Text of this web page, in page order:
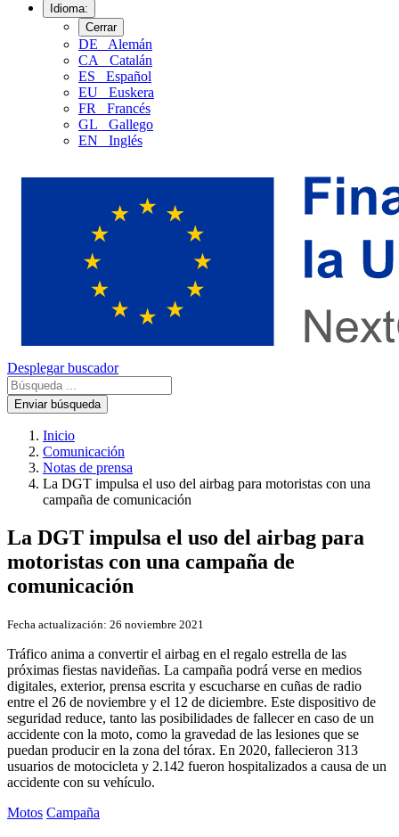
Idioma:
Cerrar
DE
Alemán
CA
Catalán
ES
Español
EU
Euskera
FR
Francés
GL
Gallego
EN
Inglés
Desplegar buscador
Enviar búsqueda
Inicio
Comunicación
Notas de prensa
La DGT impulsa el uso del airbag para motoristas con una
campaña de comunicación
La DGT impulsa el uso del airbag para
motoristas con una campaña de
comunicación
Fecha actualización: 26 noviembre 2021
Tráfico anima a convertir el airbag en el regalo estrella de las
próximas fiestas navideñas. La campaña podrá verse en medios
digitales, exterior, prensa escrita y escucharse en cuñas de radio
entre el 26 de noviembre y el 12 de diciembre. Este dispositivo de
seguridad reduce, tanto las posibilidades de fallecer en caso de un
accidente con la moto, como la gravedad de las lesiones que se
puedan producir en la zona del tórax. En 2020, fallecieron 313
usuarios de motocicleta y 2.142 fueron hospitalizados a causa de un
accidente con su vehículo.
Motos Campaña